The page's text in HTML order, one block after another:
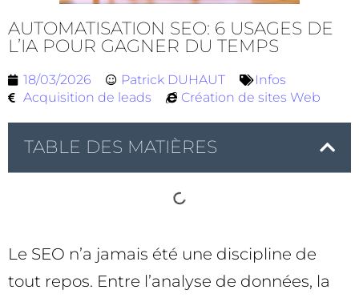
AUTOMATISATION SEO: 6 USAGES DE
L’IA POUR GAGNER DU TEMPS
18/03/2026 Patrick DUHAUT
Infos
Acquisition de leads
Création de sites Web
TABLE DES MATIÈRES
Le SEO n’a jamais été une discipline de
tout repos. Entre l’analyse de données, la